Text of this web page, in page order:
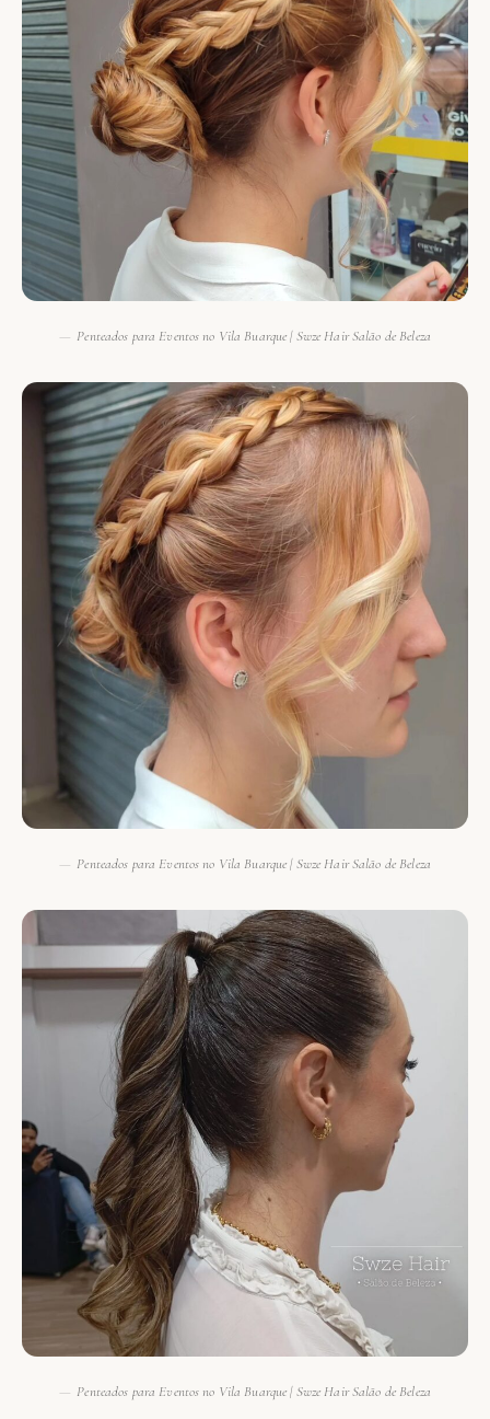
Penteados para Eventos no Vila Buarque | Swze Hair Salão de Beleza
Penteados para Eventos no Vila Buarque | Swze Hair Salão de Beleza
Penteados para Eventos no Vila Buarque | Swze Hair Salão de Beleza